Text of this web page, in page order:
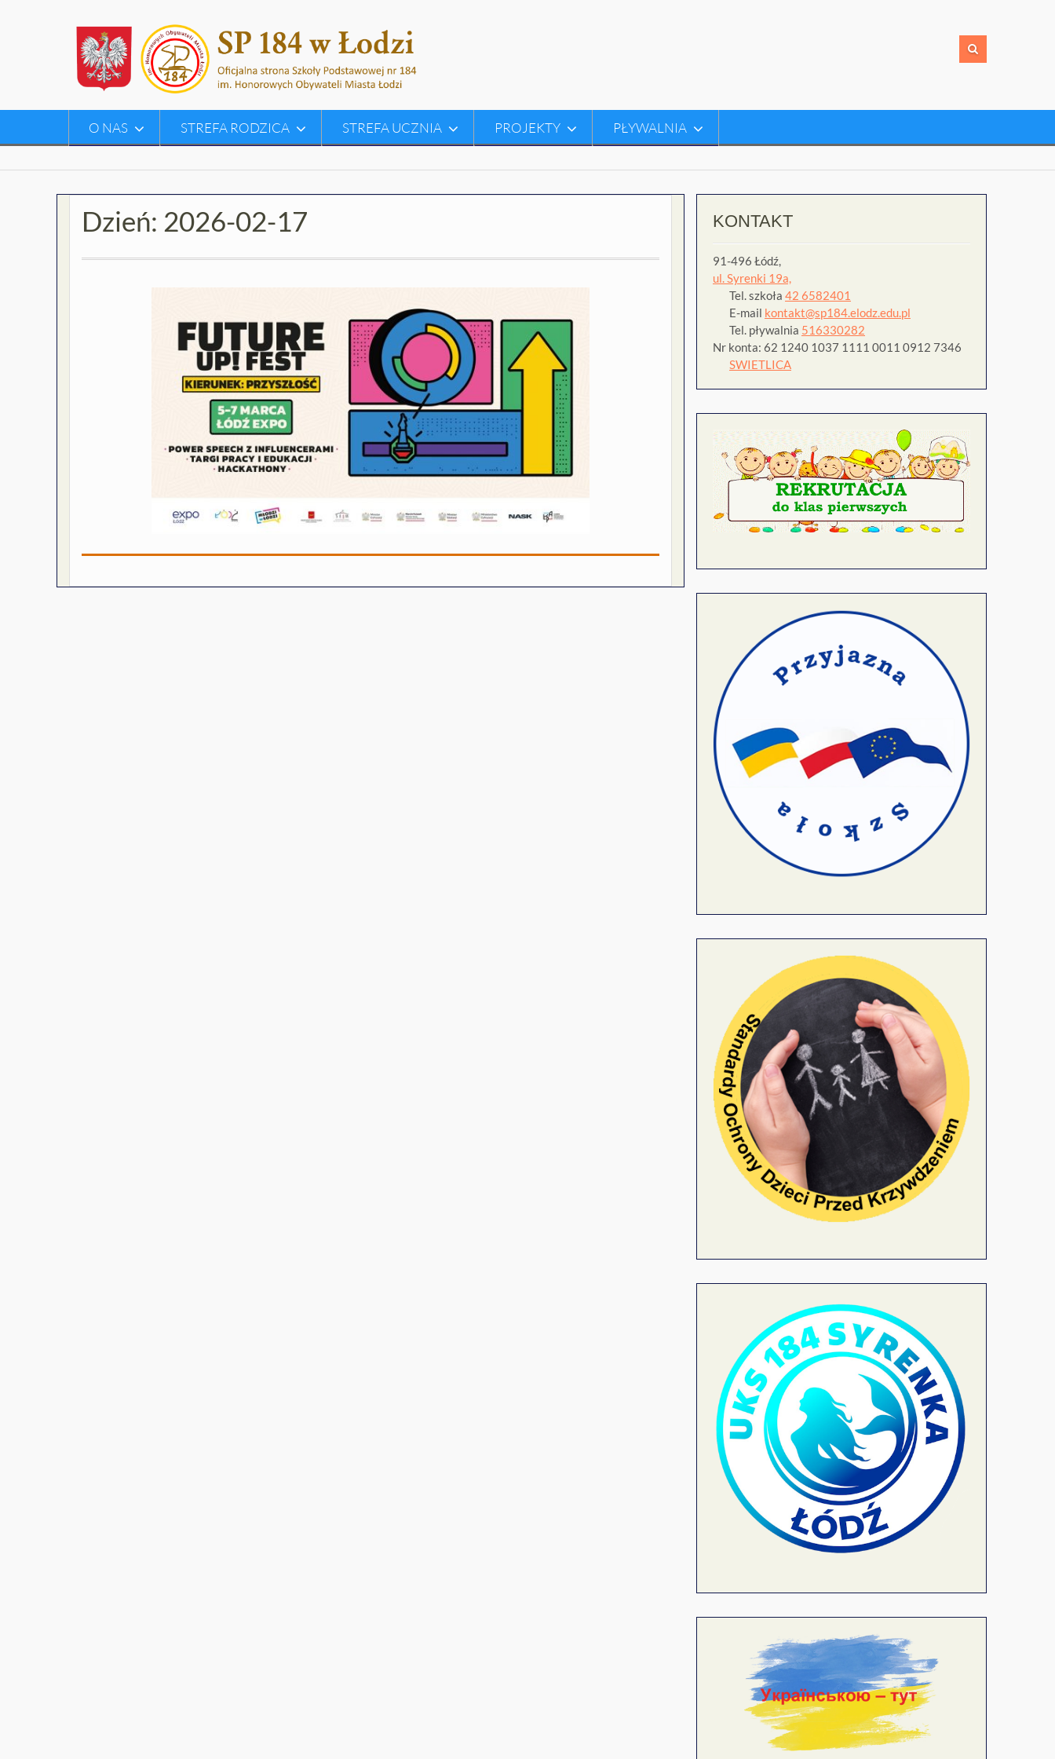
O NAS STREFA RODZICA STREFA UCZNIA PROJEKTY PŁYWALNIA
Dzień: 2026-02-17 KONTAKT
91-496 Łódź,
ul. Syrenki 19a,
Tel. szkoła 42 6582401
E-mail kontakt@sp184.elodz.edu.pl
Tel. pływalnia 516330282
Nr konta: 62 1240 1037 1111 0011 0912 7346
SWIETLICA